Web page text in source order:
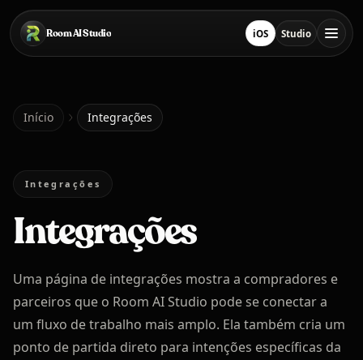
Pular para o conteúdo principal
Room AI Studio
Início iOSBaixar na App Store
StudioAbrir Studio
Room AI Studio
Idioma
Português
Início Integrações
Integrações
Integrações
Uma página de integrações mostra a compradores e
parceiros que o Room AI Studio pode se conectar a
um fluxo de trabalho mais amplo. Ela também cria um
ponto de partida direto para intenções específicas da